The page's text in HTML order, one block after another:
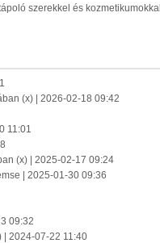
szerekkel és kozmetikumokkal
(x) | 2026-02-18 09:42
11:01
(x) | 2025-02-17 09:24
| 2025-01-30 09:36
09:32
| 2024-07-22 11:40